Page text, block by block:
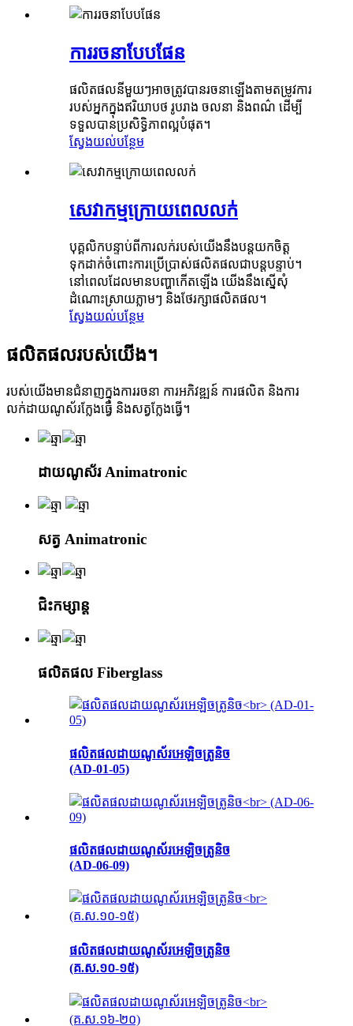
ការរចនាបែបផែន
ផលិតផលនីមួយៗអាចត្រូវបានរចនាឡើងតាមតម្រូវការ
របស់អ្នកក្នុងឥរិយាបថ រូបរាង ចលនា និងពណ៌ ដើម្បី
ទទួលបានប្រសិទ្ធិភាពល្អបំផុត។
ស្វែងយល់បន្ថែម
សេវាកម្មក្រោយពេលលក់
បុគ្គលិកបន្ទាប់ពីការលក់របស់យើងនឹងបន្តយកចិត្ត
ទុកដាក់ចំពោះការប្រើប្រាស់ផលិតផលជាបន្តបន្ទាប់។
នៅពេលដែលមានបញ្ហាកើតឡើង យើងនឹងស្នើសុំ
ដំណោះស្រាយភ្លាមៗ និងថែរក្សាផលិតផល។
ស្វែងយល់បន្ថែម
ផលិតផលរបស់យើង។
របស់យើងមានជំនាញក្នុងការរចនា ការអភិវឌ្ឍន៍ ការផលិត និងការ
លក់ដាយណូស័រក្លែងធ្វើ និងសត្វក្លែងធ្វើ។
ដាយណូស័រ Animatronic
សត្វ Animatronic
ជិះកម្សាន្ត
ផលិតផល Fiberglass
ផលិតផលដាយណូស័រអេឡិចត្រូនិច
(AD-01-05)
ផលិតផលដាយណូស័រអេឡិចត្រូនិច
(AD-06-09)
ផលិតផលដាយណូស័រអេឡិចត្រូនិច
(គ.ស.១០-១៥)